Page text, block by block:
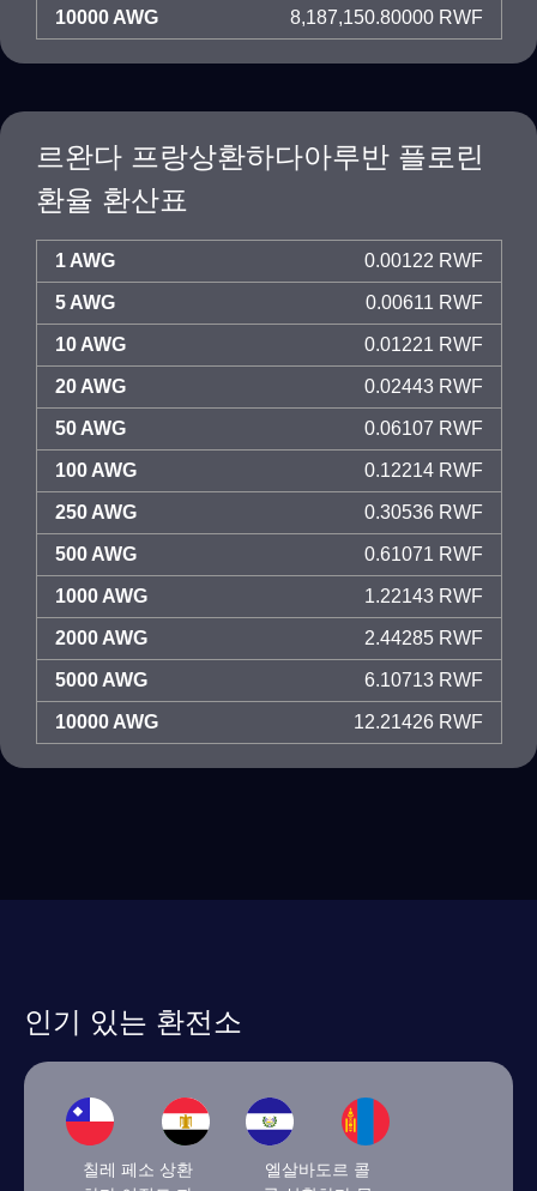
10000 AWG 8,187,150.80000 RWF
르완다 프랑상환하다아루반 플로린
환율 환산표
1 AWG 0.00122 RWF
5 AWG 0.00611 RWF
10 AWG 0.01221 RWF
20 AWG 0.02443 RWF
50 AWG 0.06107 RWF
100 AWG 0.12214 RWF
250 AWG 0.30536 RWF
500 AWG 0.61071 RWF
1000 AWG 1.22143 RWF
2000 AWG 2.44285 RWF
5000 AWG 6.10713 RWF
10000 AWG 12.21426 RWF
인기 있는 환전소
칠레 페소 상환
엘살바도르 콜